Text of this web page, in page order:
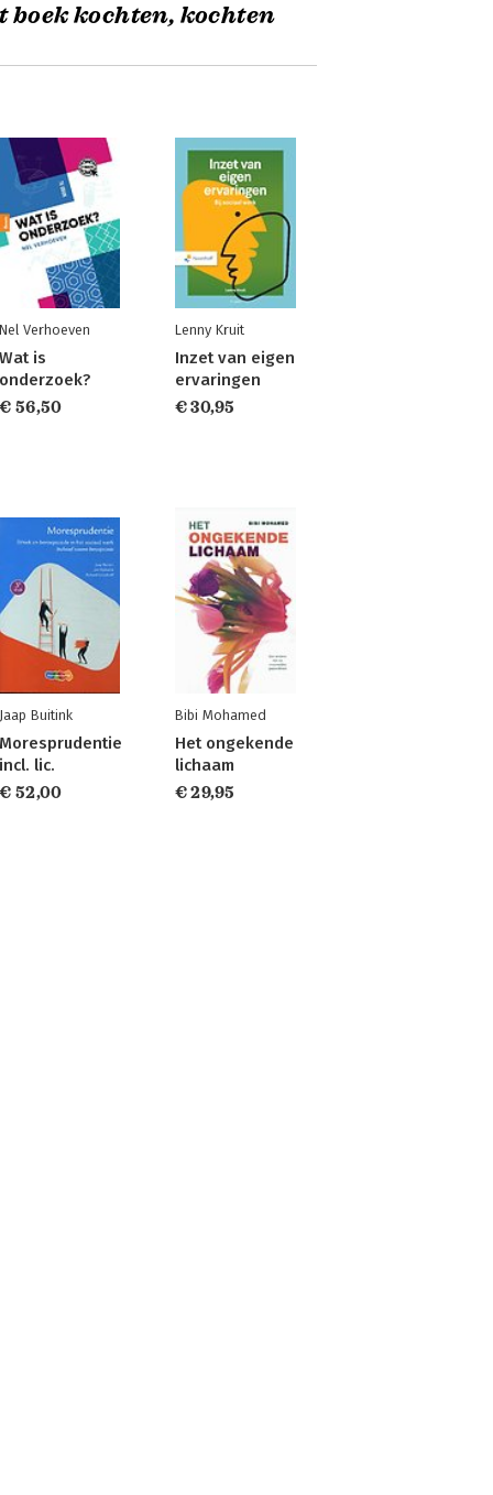
boek kochten, kochten
Nel Verhoeven
Wat is
onderzoek?
€ 56,50
Lenny Kruit
Inzet van eigen
ervaringen
€ 30,95
Jaap Buitink
Moresprudentie
incl. lic.
€ 52,00
Bibi Mohamed
Het ongekende
lichaam
€ 29,95